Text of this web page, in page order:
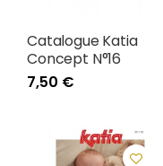
Catalogue Katia
Concept N°16
7,50 €